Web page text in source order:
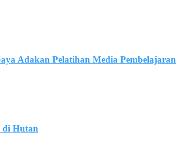
Adakan Pelatihan Media Pembelajaran
di Hutan